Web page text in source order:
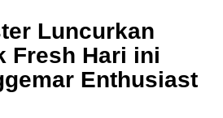
Luncurkan
Fresh Hari ini
Enthusiast